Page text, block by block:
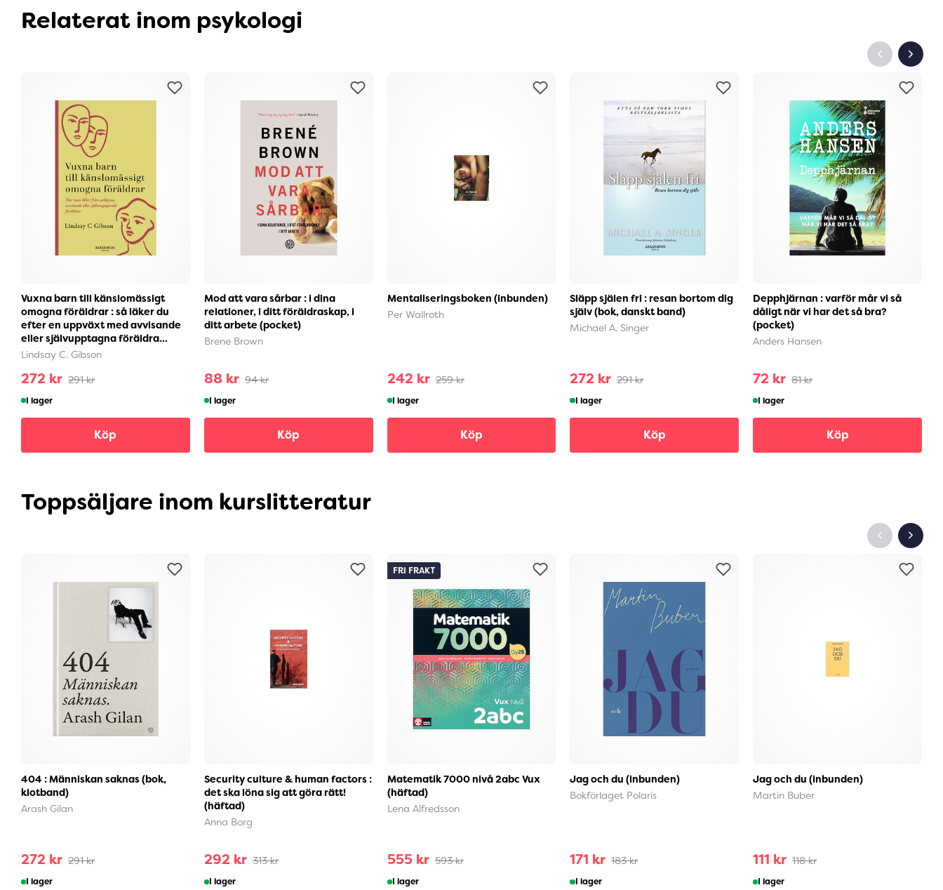
Relaterat inom psykologi
Vuxna barn till känslomässigt
omogna föräldrar : så läker du
efter en uppväxt med avvisande
eller självupptagna föräldra...
Lindsay C. Gibson
272 kr 291 kr
I lager
Köp
Mod att vara sårbar : i dina
relationer, i ditt föräldraskap, i
ditt arbete (pocket)
Brene Brown
88 kr 94 kr
I lager
Köp
Mentaliseringsboken (inbunden)
Per Wallroth
242 kr 259 kr
I lager
Köp
Släpp själen fri : resan bortom dig
själv (bok, danskt band)
Michael A. Singer
272 kr 291 kr
I lager
Köp
Depphjärnan : varför mår vi så
dåligt när vi har det så bra?
(pocket)
Anders Hansen
72 kr 81 kr
I lager
Köp
Toppsäljare inom kurslitteratur
404 : Människan saknas (bok,
klotband)
Arash Gilan
272 kr 291 kr
I lager
Security culture & human factors :
det ska löna sig att göra rätt!
(häftad)
Anna Borg
292 kr 313 kr
I lager
Matematik 7000 nivå 2abc Vux
(häftad)
Lena Alfredsson
555 kr 593 kr
FRI FRAKT
I lager
Jag och du (inbunden)
Bokförlaget Polaris
171 kr 183 kr
I lager
Jag och du (inbunden)
Martin Buber
111 kr 118 kr
I lager